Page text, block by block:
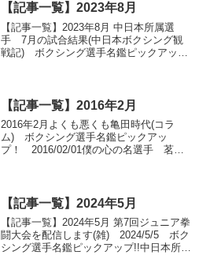
【記事一覧】2023年8月
【記事一覧】2023年8月 中日本所属選
手 7月の試合結果(中日本ボクシング観
戦記) ボクシング選手名鑑ピックアッ
【記事一覧】2016年2月
2016年2月よくも悪くも亀田時代(コラ
ム) ボクシング選手名鑑ピックアッ
プ！ 2016/02/01僕の心の名選手 茗荷
【記事一覧】2024年5月
【記事一覧】2024年5月 第7回ジュニア拳
闘大会を配信します(雑) 2024/5/5 ボク
シング選手名鑑ピックアップ!!中日本所属